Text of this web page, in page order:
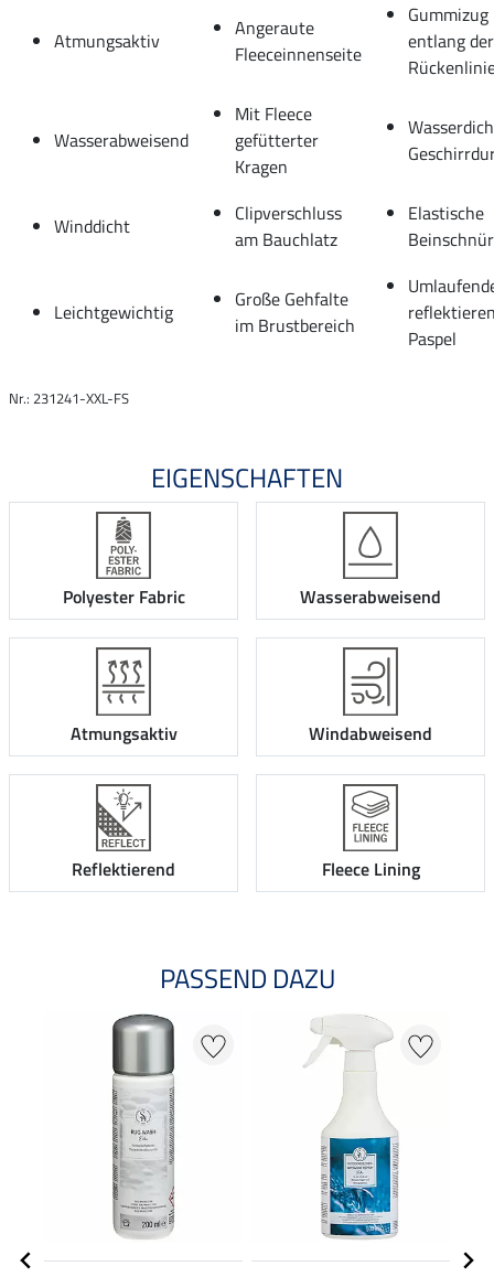
Atmungsaktiv
Angeraute
Fleeceinnenseite
Gummizug
entlang der
Wasserabweisend
Mit Fleece
gefütterter
Kragen
Winddicht
Clipverschluss
am Bauchlatz
Elastische
Leichtgewichtig
Große Gehfalte
im Brustbereich
Paspel
Nr.: 231241-XXL-FS
EIGENSCHAFTEN
Polyester Fabric Wasserabweisend
Atmungsaktiv Windabweisend
Reflektierend Fleece Lining
PASSEND DAZU